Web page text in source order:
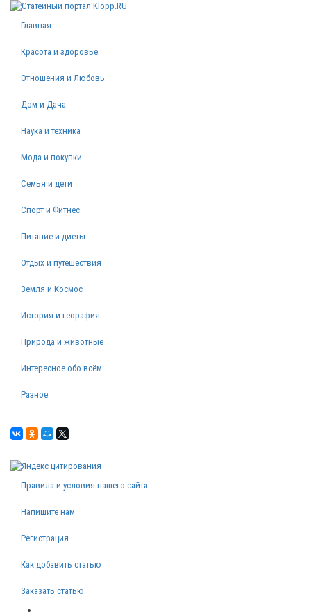
Главная
Красота и здоровье
Отношения и Любовь
Дом и Дача
Наука и техника
Мода и покупки
Семья и дети
Спорт и Фитнес
Питание и диеты
Отдых и путешествия
Земля и Космос
История и георафия
Природа и животные
Интересное обо всём
Разное
Правила и условия нашего сайта
Напишите нам
Регистрация
Как добавить статью
Заказать статью